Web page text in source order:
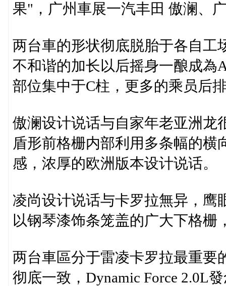
果"，广州車展一汽丰田 傲澜、
两台車的形状彻底脱胎于各自工
不和谐的加长以后摇身一酿成為
部位集中于C柱，更多的乘员后
傲澜设计说话与自家年老亚洲龙
盾形前格栅内部利用多条幅的横
感，浓厚的欧洲版本设计说话。
凌尚设计说话与卡罗拉無异，鹰
以钢琴漆饰条笼盖的广大下格栅
两台車區分于雷凌卡罗拉最重要
彻底一致，Dynamic Force 2.0L